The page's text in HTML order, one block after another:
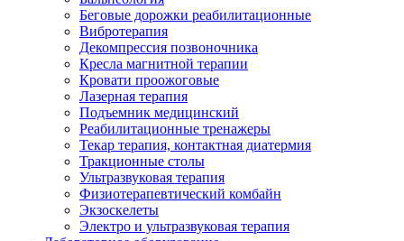
Беговые дорожки реабилитационные
Вибротерапия
Декомпрессия позвоночника
Кресла магнитной терапии
Кровати проожоговые
Лазерная терапия
Подъемник медицинский
Реабилитационные тренажеры
Текар терапия, контактная диатермия
Тракционные столы
Ультразвуковая терапия
Физиотерапевтический комбайн
Экзоскелеты
Электро и ультразвуковая терапия